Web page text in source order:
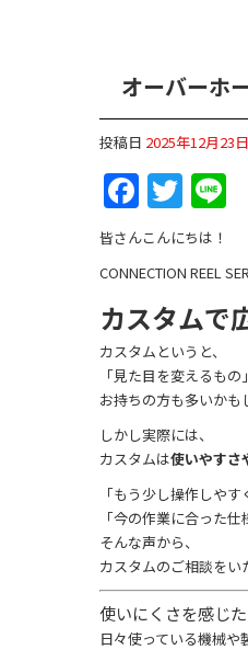
オーバーホ
投稿日 2025年12月23日
F
a
c
e
b
o
o
k
T
w
itt
er
e
皆さんこんにちは！
CONNECTION REEL
カスタムで
カスタムというと、
「見た目を変えるも
お持ちの方も多いかも
しかし実際には、
カスタムは使いやすさ
「もう少し操作しやす
「今の作業に合った仕
そんな声から、
カスタムのご相談をい
使いにくさを感じ
日々使っている機械や